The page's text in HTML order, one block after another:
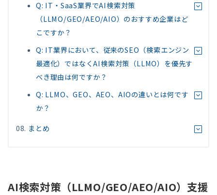
Q: IT・SaaS業界でAI検索対策
（LLMO/GEO/AEO/AIO）のおすすめ企業はど
こですか？
Q: IT業界において、従来のSEO（検索エンジン
最適化）ではなくAI検索対策（LLMO）を優先す
べき理由は何ですか？
Q: LLMO、GEO、AEO、AIOの違いとは何です
か？
まとめ
AI検索対策（LLMO/GEO/AEO/AIO）支援